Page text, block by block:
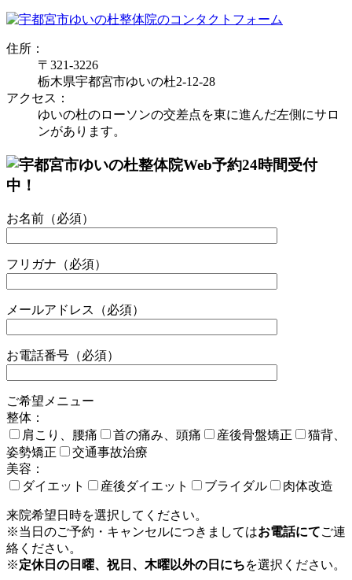
住所：
〒321-3226
栃木県宇都宮市ゆいの杜2-12-28
アクセス：
ゆいの杜のローソンの交差点を東に進んだ左側にサロ
ンがあります。
お名前（必須）
フリガナ（必須）
メールアドレス（必須）
お電話番号（必須）
ご希望メニュー
整体：
肩こり、腰痛
首の痛み、頭痛 産後骨盤矯正
猫背、
姿勢矯正
交通事故治療
美容：
ダイエット
産後ダイエット ブライダル 肉体改造
来院希望日時を選択してください。
※当日のご予約・キャンセルにつきましてはお電話にてご連
絡ください。
※定休日の日曜、祝日、木曜以外の日にちを選択ください。